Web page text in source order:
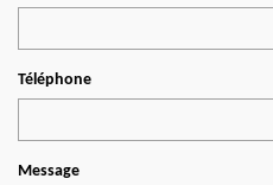
Téléphone
Message